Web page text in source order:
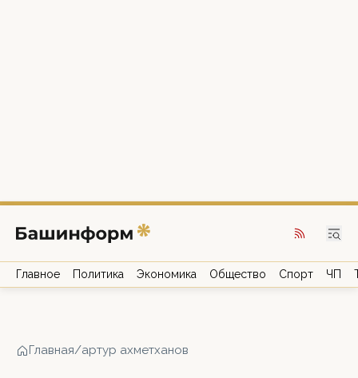
Главное Политика Экономика Общество Спорт ЧП
Главная/артур ахметханов